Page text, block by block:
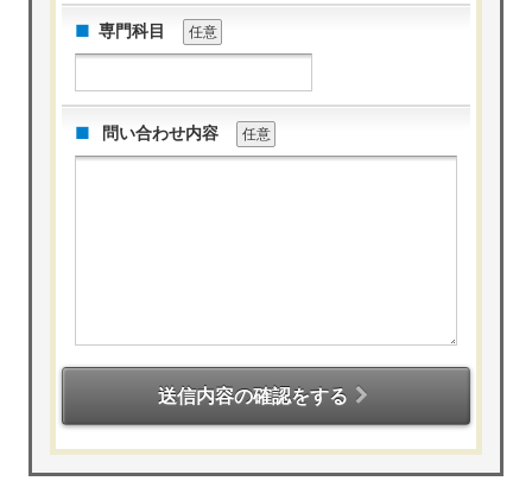
専門科目 任意
問い合わせ内容 任意
送信内容の確認をする